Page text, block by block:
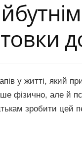
у житті, який
фізично, але й
зробити цей